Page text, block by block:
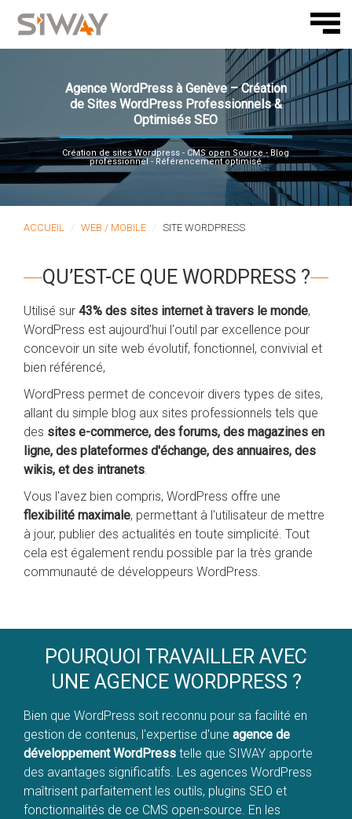
Agence WordPress à Genève – Création
de Sites WordPress Professionnels &
Optimisés SEO
Création de sites Wordpress - CMS open Source - Blog
professionnel - Référencement optimisé
ACCUEIL WEB / MOBILE SITE WORDPRESS
QU’EST-CE QUE WORDPRESS ?
Utilisé sur 43% des sites internet à travers le monde,
WordPress est aujourd’hui l'outil par excellence pour
concevoir un site web évolutif, fonctionnel, convivial et
bien référencé,
WordPress permet de concevoir divers types de sites,
allant du simple blog aux sites professionnels tels que
des sites e-commerce, des forums, des magazines en
ligne, des plateformes d'échange, des annuaires, des
wikis, et des intranets.
Vous l'avez bien compris, WordPress offre une
flexibilité maximale, permettant à l'utilisateur de mettre
à jour, publier des actualités en toute simplicité. Tout
cela est également rendu possible par la très grande
communauté de développeurs WordPress.
POURQUOI TRAVAILLER AVEC
UNE AGENCE WORDPRESS ?
Bien que WordPress soit reconnu pour sa facilité en
gestion de contenus, l'expertise d'une agence de
développement WordPress telle que SIWAY apporte
des avantages significatifs. Les agences WordPress
maîtrisent parfaitement les outils, plugins SEO et
fonctionnalités de ce CMS open-source. En les